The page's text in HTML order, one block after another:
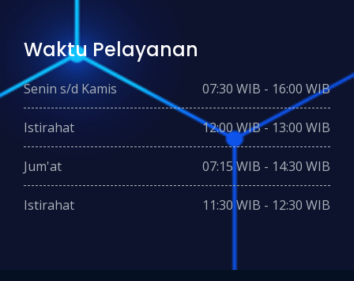
Waktu Pelayanan
Senin s/d Kamis 07:30 WIB - 16:00 WIB
Istirahat 12:00 WIB - 13:00 WIB
Jum'at 07:15 WIB - 14:30 WIB
Istirahat 11:30 WIB - 12:30 WIB